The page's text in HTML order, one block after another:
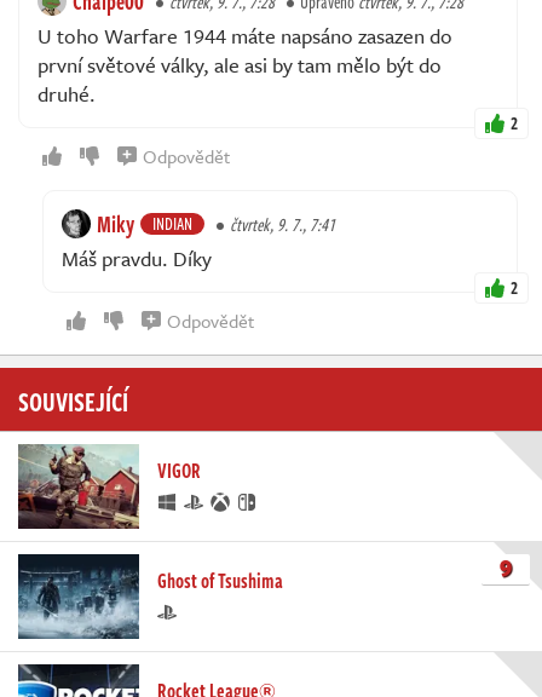
U toho Warfare 1944 máte napsáno zasazen do
první světové války, ale asi by tam mělo být do
druhé.
2
Odpovědět
Miky INDIAN čtvrtek, 9. 7., 7:41
Máš pravdu. Díky
2
Odpovědět
SOUVISEJÍCÍ
VIGOR
Ghost of Tsushima 9